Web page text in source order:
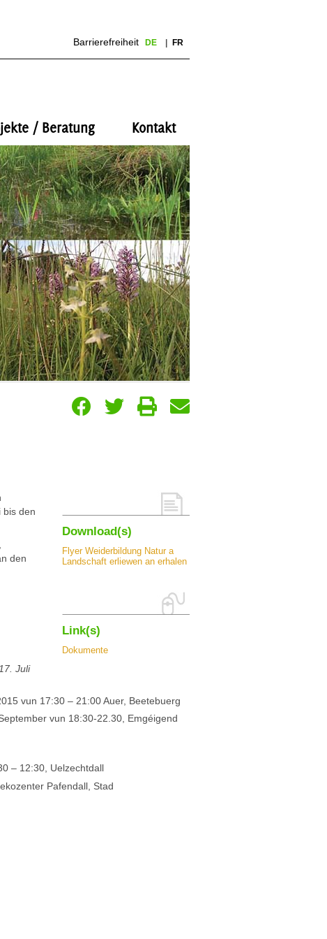
Barrierefreiheit DE FR
/ Beratung Kontakt
Download(s)
Flyer Weiderbildung Natur a
Landschaft erliewen an erhalen
Link(s)
Dokumente
bis den
den
Juli
vun 17:30 – 21:00 Auer, Beetebuerg
vun 18:30-22.30, Emgéigend
– 12:30, Uelzechtdall
Pafendall, Stad